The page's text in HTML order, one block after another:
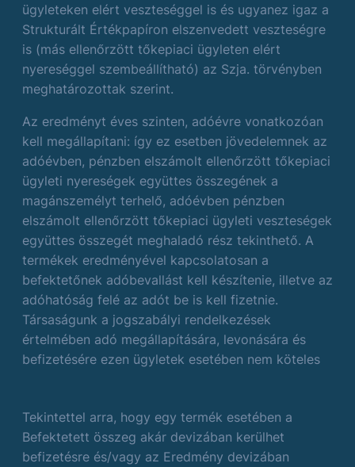
ügyleteken elért veszteséggel is és ugyanez igaz a
Strukturált Értékpapíron elszenvedett veszteségre
is (más ellenőrzött tőkepiaci ügyleten elért
nyereséggel szembeállítható) az Szja. törvényben
meghatározottak szerint.
Az eredményt éves szinten, adóévre vonatkozóan
kell megállapítani: így ez esetben jövedelemnek az
adóévben, pénzben elszámolt ellenőrzött tőkepiaci
ügyleti nyereségek együttes összegének a
magánszemélyt terhelő, adóévben pénzben
elszámolt ellenőrzött tőkepiaci ügyleti veszteségek
együttes összegét meghaladó rész tekinthető. A
termékek eredményével kapcsolatosan a
befektetőnek adóbevallást kell készítenie, illetve az
adóhatóság felé az adót be is kell fizetnie.
Társaságunk a jogszabályi rendelkezések
értelmében adó megállapítására, levonására és
befizetésére ezen ügyletek esetében nem köteles
Tekintettel arra, hogy egy termék esetében a
Befektetett összeg akár devizában kerülhet
befizetésre és/vagy az Eredmény devizában